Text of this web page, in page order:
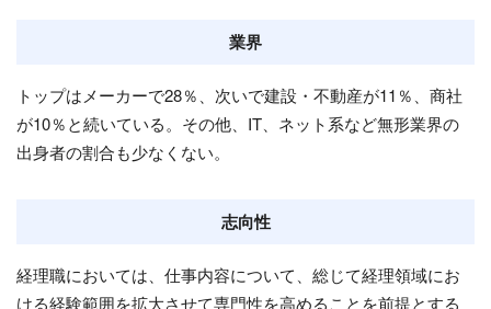
業界
トップはメーカーで28％、次いで建設・不動産が11％、商社
が10％と続いている。その他、IT、ネット系など無形業界の
出身者の割合も少なくない。
志向性
経理職においては、仕事内容について、総じて経理領域にお
ける経験範囲を拡大させて専門性を高めることを前提とする